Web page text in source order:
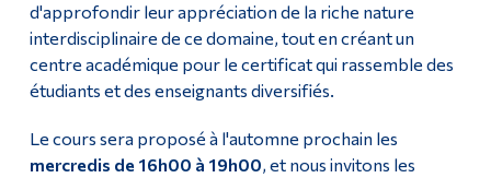
d'approfondir leur appréciation de la riche nature
interdisciplinaire de ce domaine, tout en créant un
centre académique pour le certificat qui rassemble des
étudiants et des enseignants diversifiés.
Le cours sera proposé à l'automne prochain les
mercredis de 16h00 à 19h00, et nous invitons les